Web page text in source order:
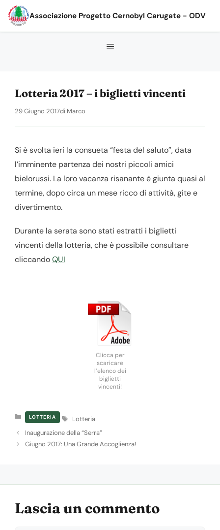
Associazione Progetto Cernobyl Carugate - ODV
Lotteria 2017 – i biglietti vincenti
29 Giugno 2017di Marco
Si è svolta ieri la consueta “festa del saluto”, data
l’imminente partenza dei nostri piccoli amici
bielorussi. La loro vacanza risanante è giunta quasi al
termine, dopo circa un mese ricco di attività, gite e
divertimento.
Durante la serata sono stati estratti i biglietti
vincenti della lotteria, che è possibile consultare
cliccandoQUI
Clicca per
scaricare
l’elenco dei
biglietti
vincenti!
Categorie
LOTTERIA Tag
Lotteria
Inaugurazione della “Serra”
Giugno 2017: Una Grande Accoglienza!
Lascia un commento